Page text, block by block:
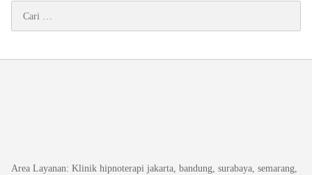
untuk:
Area Layanan: Klinik hipnoterapi jakarta, bandung, surabaya, semarang,